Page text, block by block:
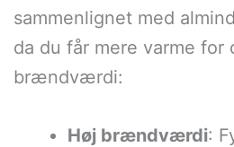
sammenlignet med
da du får mere varme
brændværdi:
Høj brændværdi: